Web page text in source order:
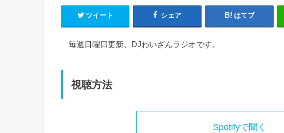
ツイート シェア はてブ
毎週日曜日更新、DJわいざんラジオです。
視聴方法
Spotifyで聞く